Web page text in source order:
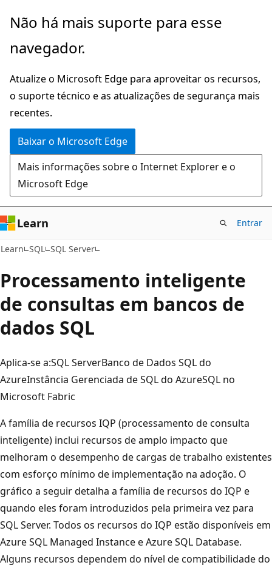
Pular
o
principal
Não há mais suporte para esse
navegador.
Atualize o Microsoft Edge para aproveitar os recursos,
o suporte técnico e as atualizações de segurança mais
recentes.
Baixar o Microsoft Edge
Mais informações sobre o Internet Explorer e o
Microsoft Edge
Learn Entrar
Learn SQL SQL Server
Processamento inteligente
de consultas em bancos de
dados SQL
Aplica-se a:SQL ServerBanco de Dados SQL do
AzureInstância Gerenciada de SQL do AzureSQL no
Microsoft Fabric
A família de recursos IQP (processamento de consulta
inteligente) inclui recursos de amplo impacto que
melhoram o desempenho de cargas de trabalho existentes
com esforço mínimo de implementação na adoção. O
gráfico a seguir detalha a família de recursos do IQP e
quando eles foram introduzidos pela primeira vez para
SQL Server. Todos os recursos do IQP estão disponíveis em
Azure SQL Managed Instance e Azure SQL Database.
Alguns recursos dependem do nível de compatibilidade do